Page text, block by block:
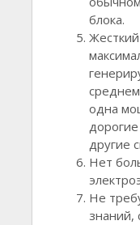
блока.
одна
другие
Нет
Не
знаний,